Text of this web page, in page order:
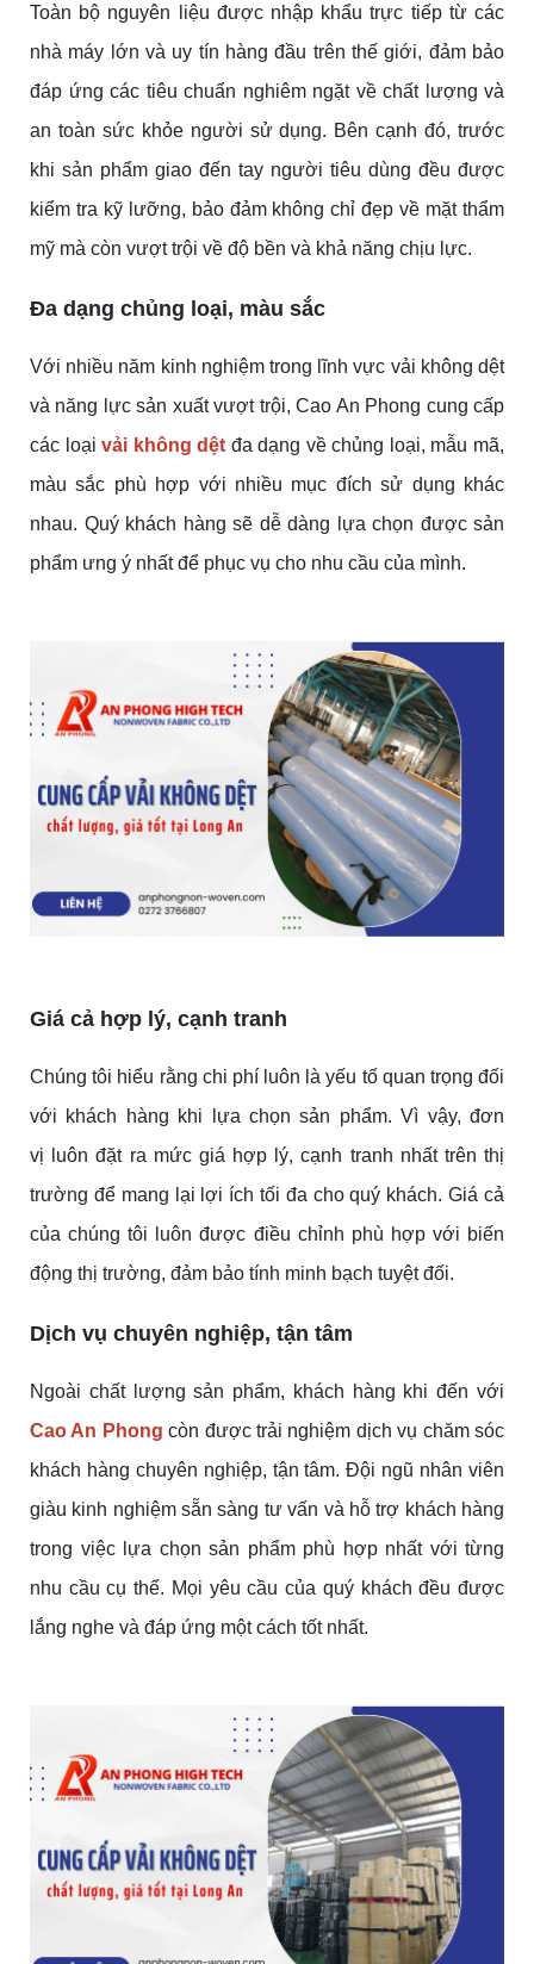
Toàn bộ nguyên liệu được nhập khẩu trực tiếp từ các
nhà máy lớn và uy tín hàng đầu trên thế giới, đảm bảo
đáp ứng các tiêu chuẩn nghiêm ngặt về chất lượng và
an toàn sức khỏe người sử dụng. Bên cạnh đó, trước
khi sản phẩm giao đến tay người tiêu dùng đều được
kiểm tra kỹ lưỡng, bảo đảm không chỉ đẹp về mặt thẩm
mỹ mà còn vượt trội về độ bền và khả năng chịu lực.
Đa dạng chủng loại, màu sắc
Với nhiều năm kinh nghiệm trong lĩnh vực vải không dệt
và năng lực sản xuất vượt trội, Cao An Phong cung cấp
các loạivải không dệt đa dạng về chủng loại, mẫu mã,
màu sắc phù hợp với nhiều mục đích sử dụng khác
nhau. Quý khách hàng sẽ dễ dàng lựa chọn được sản
phẩm ưng ý nhất để phục vụ cho nhu cầu của mình.
Giá cả hợp lý, cạnh tranh
Chúng tôi hiểu rằng chi phí luôn là yếu tố quan trọng đối
với khách hàng khi lựa chọn sản phẩm. Vì vậy, đơn
vị luôn đặt ra mức giá hợp lý, cạnh tranh nhất trên thị
trường để mang lại lợi ích tối đa cho quý khách. Giá cả
của chúng tôi luôn được điều chỉnh phù hợp với biến
động thị trường, đảm bảo tính minh bạch tuyệt đối.
Dịch vụ chuyên nghiệp, tận tâm
Ngoài chất lượng sản phẩm, khách hàng khi đến với
Cao An Phong còn được trải nghiệm dịch vụ chăm sóc
khách hàng chuyên nghiệp, tận tâm. Đội ngũ nhân viên
giàu kinh nghiệm sẵn sàng tư vấn và hỗ trợ khách hàng
trong việc lựa chọn sản phẩm phù hợp nhất với từng
nhu cầu cụ thể. Mọi yêu cầu của quý khách đều được
lắng nghe và đáp ứng một cách tốt nhất.